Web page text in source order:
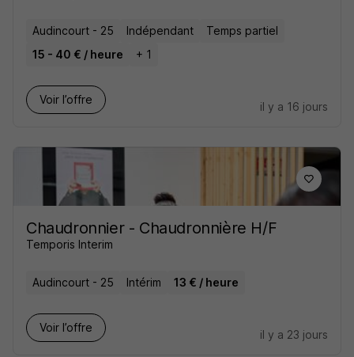
Audincourt - 25 Indépendant
Temps partiel
15 - 40 € / heure
+ 1
Voir l’offre
il y a 16 jours
Chaudronnier - Chaudronnière H/F
Temporis Interim
Audincourt - 25 Intérim 13 € / heure
Voir l’offre
il y a 23 jours